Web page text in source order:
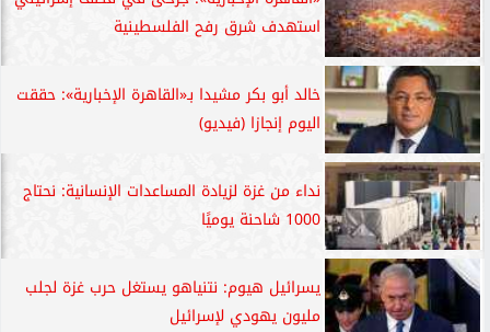
استهدف شرق رفح الفلسطينية
خالد أبو بكر مشيدا بـ«القاهرة الإخبارية»: حققت
اليوم إنجازا (فيديو)
نداء من غزة لزيادة المساعدات الإنسانية: نحتاج
1000 شاحنة يوميًا
يسرائيل هيوم: نتنياهو يستغل حرب غزة لجلب
مليون يهودي لإسرائيل